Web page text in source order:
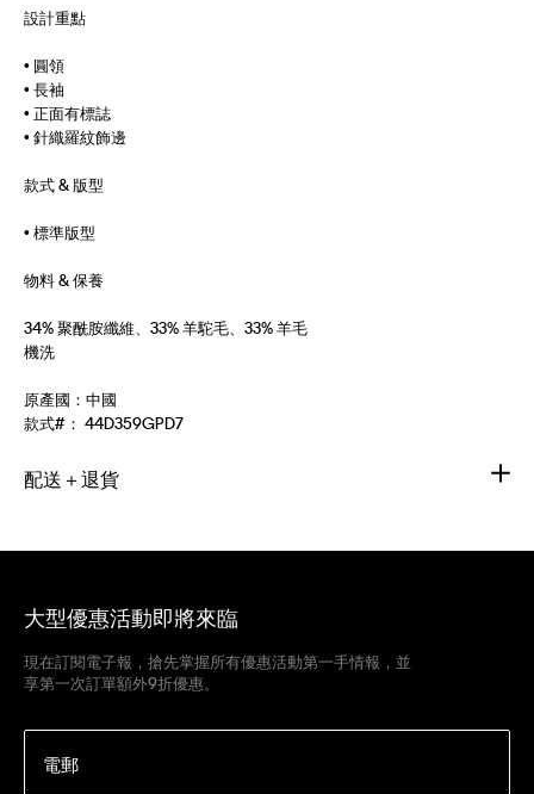
設計重點
• 圓領
• 長袖
• 正面有標誌
• 針織羅紋飾邊
款式 & 版型
• 標準版型
物料 & 保養
34% 聚酰胺纖維、33% 羊駝毛、33% 羊毛
機洗
原產國：中國
款式#： 44D359GPD7
配送＋退貨
大型優惠活動即將來臨
現在訂閱電子報，搶先掌握所有優惠活動第一手情報，並
享第一次訂單額外9折優惠。
電郵